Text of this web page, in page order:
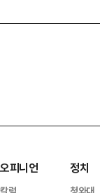
오피니언 정치